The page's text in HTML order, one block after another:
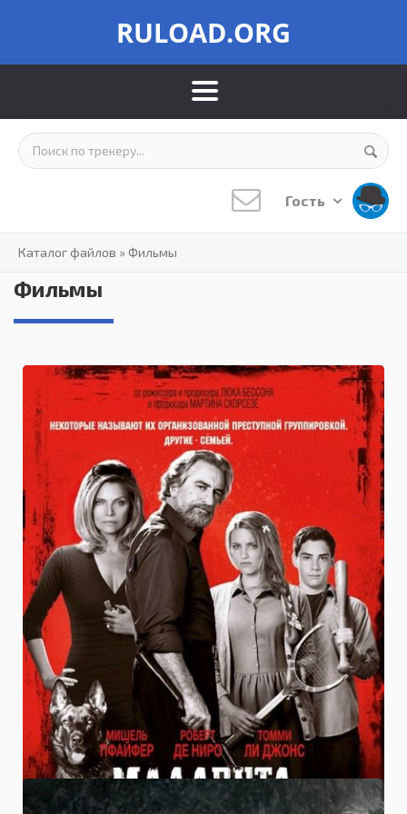
RULOAD.ORG
Гость
Каталог файлов »Фильмы
Фильмы
0.0
ФИЛЬМЫ 20.09.2013
Малавита фильм скачать бесплатно
Новое творение от известных мастеров своего
жанра Люка Бессона, Мартина Скорцезе и актеров
Роберта де Ниро, Мишель Пфафер и Томми ли
Джонса.